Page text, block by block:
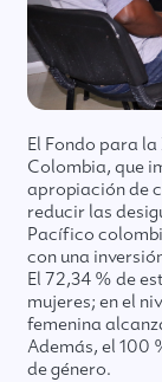
El Fondo para
Colombia, que
apropiación de
reducir las
Pacífico
con una
El 72,34 % de
mujeres; en el
femenina
Además, el 100
de género.